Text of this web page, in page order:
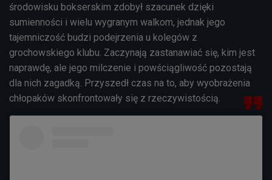
środowisku bokserskim zdobył szacunek dzięki
sumienności i wielu wygranym walkom, jednak jego
tajemniczość budzi podejrzenia u kolegów z
grochowskiego klubu. Zaczynają zastanawiać się, kim jest
naprawdę, ale jego milczenie i powściągliwość pozostają
dla nich zagadką. Przyszedł czas na to, aby wyobrażenia
chłopaków skonfrontowały się z rzeczywistością.